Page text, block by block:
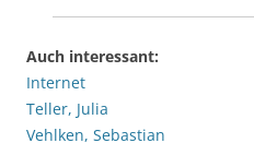
Auch interessant:
Internet
Teller, Julia
Vehlken, Sebastian